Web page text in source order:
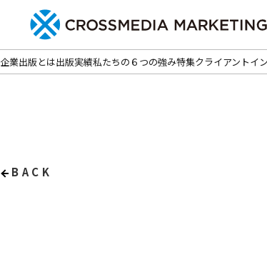
企業出版とは出版実績私たちの６つの強み特集クライアントイ
BACK